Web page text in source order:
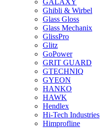
Ghibli & Wirbel
Glass Gloss
Glass Mechanix
GlissPro
Glitz
GoPower
GRIT GUARD
GTECHNIQ
GYEON
HANKO
HAWK
Hendlex
Hi-Tech Industries
Himprofline